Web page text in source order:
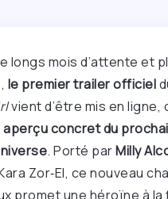
longs mois d’attente et
le premier trailer officiel
vient d’être mis en ligne,
concret du
. Porté parMilly
Zor‑El, ce nouveau
promet une héroïne à la